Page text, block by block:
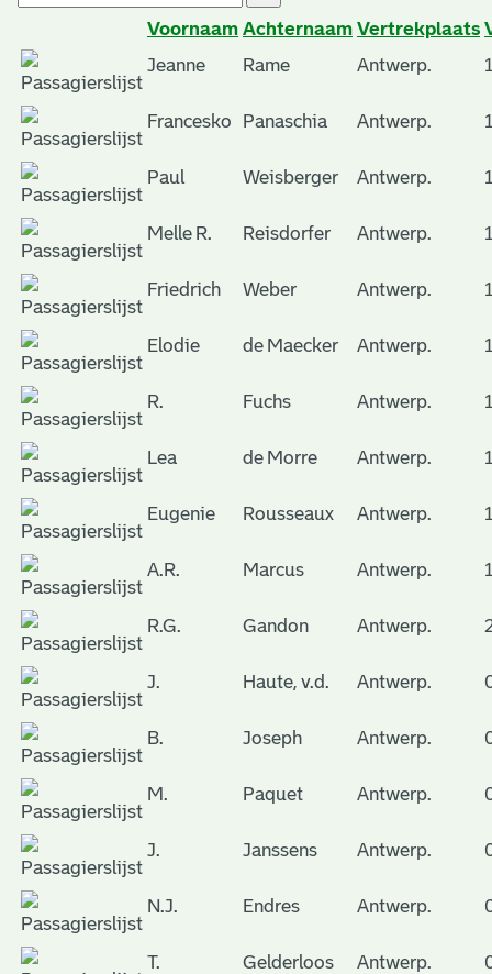
Voornaam Achternaam Vertrekplaats
Jeanne
Rame Antwerp.
Francesko Panaschia Antwerp.
Paul Weisberger Antwerp.
Melle R. Reisdorfer Antwerp.
Friedrich Weber Antwerp.
Elodie de Maecker Antwerp.
R. Fuchs Antwerp.
Lea de Morre Antwerp.
Eugenie Rousseaux Antwerp.
A.R. Marcus Antwerp.
R.G. Gandon Antwerp.
J. Haute, v.d. Antwerp.
B. Joseph Antwerp.
M. Paquet Antwerp.
J. Janssens Antwerp.
N.J. Endres Antwerp.
T. Gelderloos Antwerp.